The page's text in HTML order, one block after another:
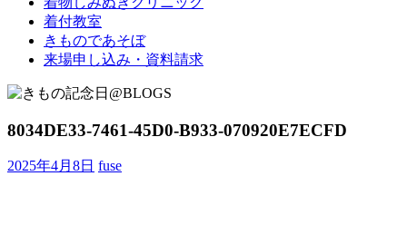
す。
着付教室
きものであそぼ
来場申し込み・資料請求
8034DE33-7461-45D0-B933-070920E7ECFD
2025年4月8日 fuse